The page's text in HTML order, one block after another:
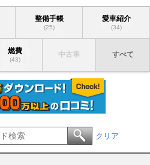
整備手帳
(25)
愛車紹介
(34)
燃費
(43)
中古車 すべて
クリア